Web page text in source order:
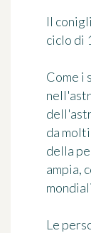
Il
ciclo di
Come i
da
della
ampia,
Le